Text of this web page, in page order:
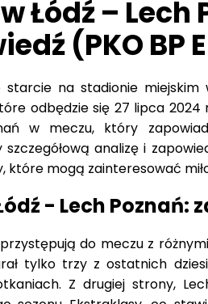
Łódź –
(PKO BP
starcie na stadionie
odbędzie się 27 lipca 2024
w meczu, który
szczegółową analizę i
które mogą zainteresować
- Lech Poznań:
do meczu z
tylko trzy z ostatnich
Z drugiej strony,